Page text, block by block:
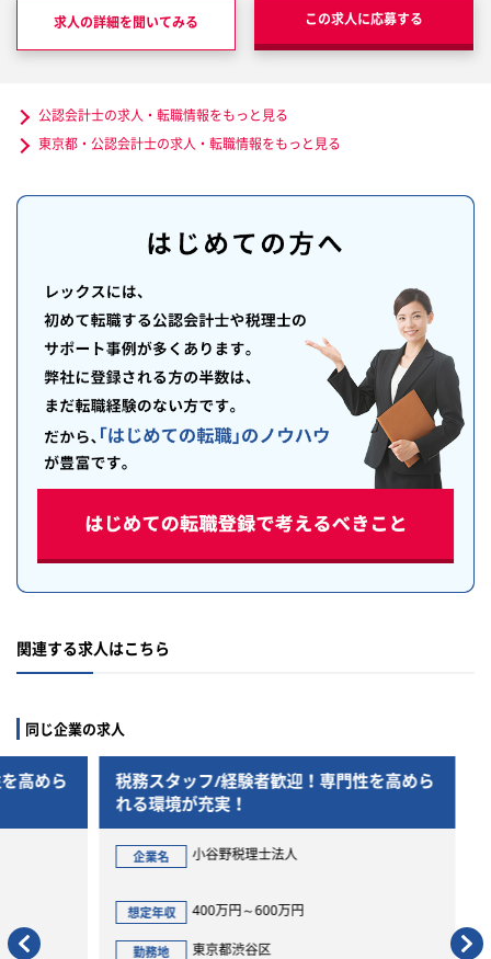
求人の詳細を聞いてみる この求人に応募する
公認会計士の求人・転職情報をもっと見る
東京都・公認会計士の求人・転職情報をもっと見る
関連する求人はこちら
同じ企業の求人
ら
税務スタッフ/経験者歓迎！専門性を高めら
れる環境が充実！
企業名 小谷野税理士法人
想定年収 400万円～600万円
勤務地 東京都渋谷区